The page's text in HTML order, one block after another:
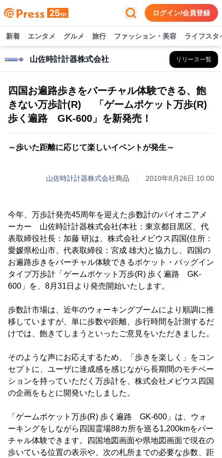
ログイン/会員登録
新着 エンタメ グルメ 旅行 ファッション・美容 ライフスタ
山佐時計計器株式会社 リリース一覧
四国お遍路歩きをバーチャル体験できる、飽
きない万歩計(R) 「ゲームポケット万歩(R)
歩く遍路 GK-600」を新発売！
～歩いた距離に応じて楽しいイベントが発生～
山佐時計計器株式会社商品 2010年8月26日 10:00
今年、万歩計発売45周年を迎えた歩数計のパイオニアメ
ーカー 山佐時計計器株式会社(本社：東京都目黒区、代
表取締役社長：加藤 研)は、株式会社メビウス四国(住所：
愛媛県松山市、代表取締役：宮成 雄大)と協力し、四国の
お遍路歩きをバーチャル体験できるポケット・バッグイン
タイプ万歩計「ゲームポケット万歩(R) 歩く遍路 GK-
600」を、8月31日より発売開始いたします。
歩数計市場は、近年のウォーキングブームにより順調に推
移していますが、単に歩数や距離、歩行時間を計測するだ
けでは、飽きてしまうといったご意見をいただきました。
そのような声にお応えするため、「歩きを楽しく」をコン
セプトに、ユーザに達成感を感じながら長期間のモチベー
ションを持っていただく万歩計を、株式会社メビウス四国
の企画をもとに開発いたしました。
「ゲームポケット万歩(R) 歩く遍路 GK-600」は、ウォ
ーキングをしながら四国霊場88カ所を巡る1,200kmをバー
チャル体験できます。四国地図画面や県地図画面で現在の
歩いている位置の表示や、次の札所までの必要な歩数、距